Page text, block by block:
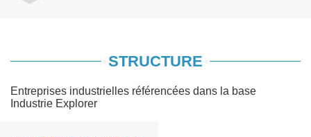
STRUCTURE
Entreprises industrielles référencées dans la base
Industrie Explorer